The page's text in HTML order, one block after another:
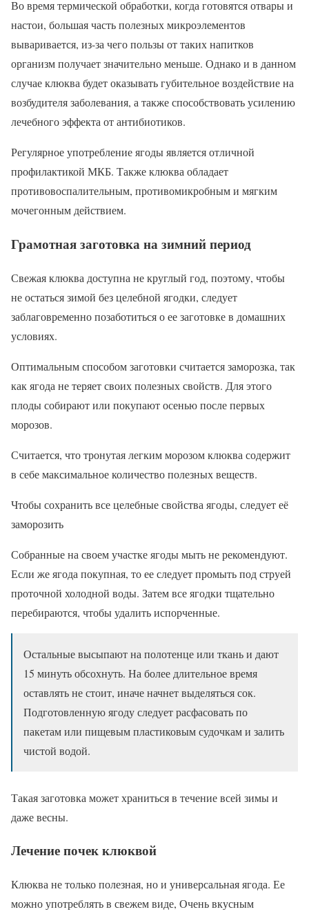
Во время термической обработки, когда готовятся отвары и
настои, большая часть полезных микроэлементов
вываривается, из-за чего пользы от таких напитков
организм получает значительно меньше. Однако и в данном
случае клюква будет оказывать губительное воздействие на
возбудителя заболевания, а также способствовать усилению
лечебного эффекта от антибиотиков.
Регулярное употребление ягоды является отличной
профилактикой МКБ. Также клюква обладает
противовоспалительным, противомикробным и мягким
мочегонным действием.
Грамотная заготовка на зимний период
Свежая клюква доступна не круглый год, поэтому, чтобы
не остаться зимой без целебной ягодки, следует
заблаговременно позаботиться о ее заготовке в домашних
условиях.
Оптимальным способом заготовки считается заморозка, так
как ягода не теряет своих полезных свойств. Для этого
плоды собирают или покупают осенью после первых
морозов.
Считается, что тронутая легким морозом клюква содержит
в себе максимальное количество полезных веществ.
Чтобы сохранить все целебные свойства ягоды, следует её
заморозить
Собранные на своем участке ягоды мыть не рекомендуют.
Если же ягода покупная, то ее следует промыть под струей
проточной холодной воды. Затем все ягодки тщательно
перебираются, чтобы удалить испорченные.
Остальные высыпают на полотенце или ткань и дают
15 минуть обсохнуть. На более длительное время
оставлять не стоит, иначе начнет выделяться сок.
Подготовленную ягоду следует расфасовать по
пакетам или пищевым пластиковым судочкам и залить
чистой водой.
Такая заготовка может храниться в течение всей зимы и
даже весны.
Лечение почек клюквой
Клюква не только полезная, но и универсальная ягода. Ее
можно употреблять в свежем виде, Очень вкусным